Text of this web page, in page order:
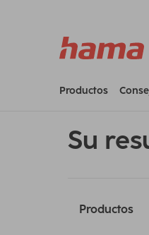
Productos
Su
Productos